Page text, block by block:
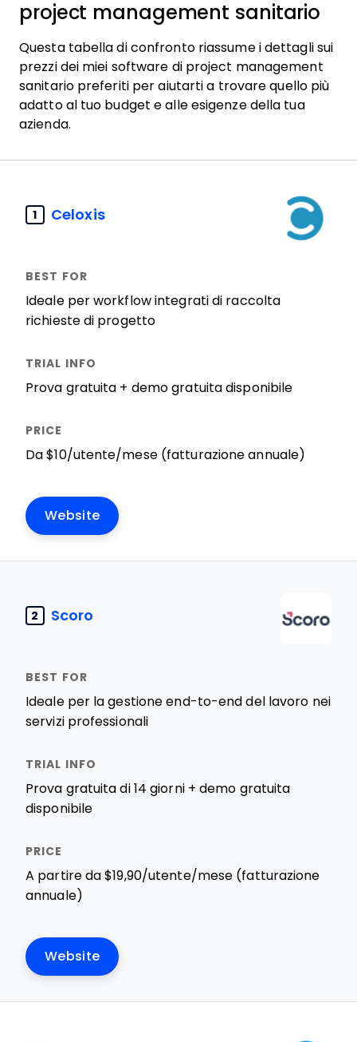
project management sanitario
Questa tabella di confronto riassume i dettagli sui
prezzi dei miei software di project management
sanitario preferiti per aiutarti a trovare quello più
adatto al tuo budget e alle esigenze della tua
azienda.
1 Celoxis
Ideale per workflow integrati di raccolta
richieste di progetto
Prova gratuita + demo gratuita disponibile
Da $10/utente/mese (fatturazione annuale)
Website
2 Scoro
Ideale per la gestione end-to-end del lavoro nei
servizi professionali
Prova gratuita di 14 giorni + demo gratuita
disponibile
A partire da $19,90/utente/mese (fatturazione
annuale)
Website